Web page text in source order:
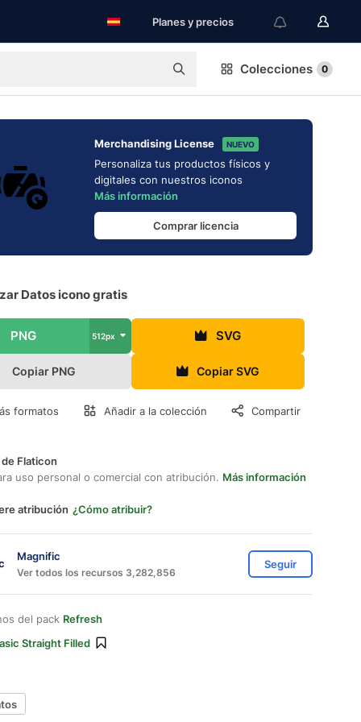
Planes y precios
Colecciones 0
Merchandising License NUEVO
Personaliza tus productos físicos y
digitales con nuestros iconos
Más información
Comprar licencia
Datos icono gratis
PNG 512px SVG
Copiar PNG Copiar SVG
formatos Añadir a la colección Compartir
Flaticon
uso personal o comercial con atribución. Más información
atribución ¿Cómo atribuir?
Magnific
Ver todos los recursos 3,282,856
Seguir
del pack Refresh
Straight Filled